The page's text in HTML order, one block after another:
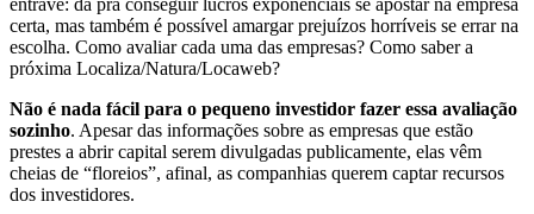
entrave: dá pra conseguir lucros exponenciais se apostar na empresa
certa, mas também é possível amargar prejuízos horríveis se errar na
escolha. Como avaliar cada uma das empresas? Como saber a
próxima Localiza/Natura/Locaweb?
Não é nada fácil para o pequeno investidor fazer essa avaliação
sozinho. Apesar das informações sobre as empresas que estão
prestes a abrir capital serem divulgadas publicamente, elas vêm
cheias de “floreios”, afinal, as companhias querem captar recursos
dos investidores.